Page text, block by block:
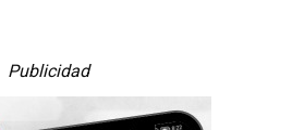
Publicidad